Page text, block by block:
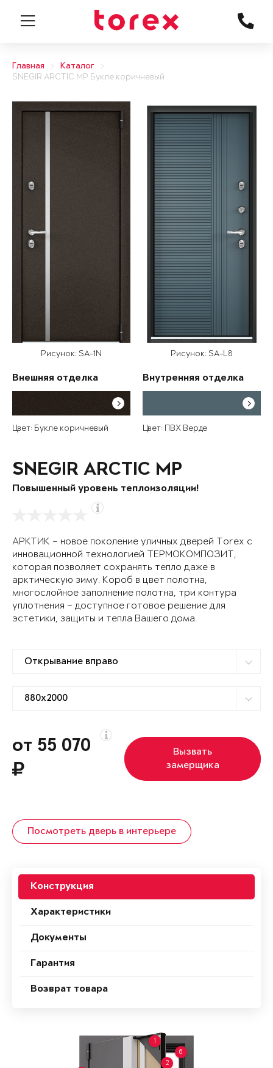
Главная
Каталог
SNEGIR ARCTIC MP Букле коричневый
Рисунок: SA-1N
Внешняя отделка
Цвет: Букле коричневый
Рисунок: SA-L8
Внутренняя отделка
Цвет: ПВХ Верде
SNEGIR ARCTIC MP
Повышенный уровень теплоизоляции!
АРКТИК – новое поколение уличных дверей Torex с
инновационной технологией ТЕРМОКОМПОЗИТ,
которая позволяет сохранять тепло даже в
арктическую зиму. Короб в цвет полотна,
многослойное заполнение полотна, три контура
уплотнения – доступное готовое решение для
эстетики, защиты и тепла Вашего дома.
от 55 070
Вызвать
замерщика
Посмотреть дверь в интерьере
Конструкция
Характеристики
Документы
Гарантия
Возврат товара
1
2
6